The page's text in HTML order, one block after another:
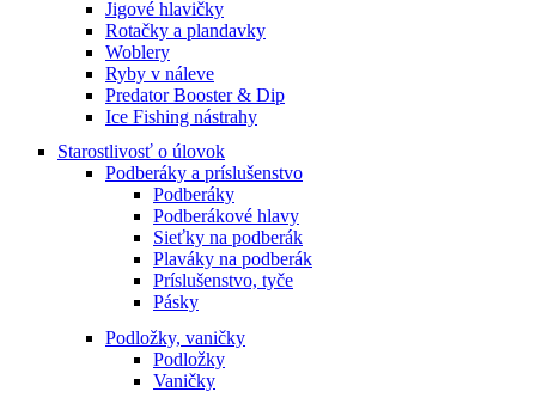
Jigové hlavičky
Rotačky a plandavky
Woblery
Ryby v náleve
Predator Booster & Dip
Ice Fishing nástrahy
Starostlivosť o úlovok
Podberáky a príslušenstvo
Podberáky
Podberákové hlavy
Sieťky na podberák
Plaváky na podberák
Príslušenstvo, tyče
Pásky
Podložky, vaničky
Podložky
Vaničky